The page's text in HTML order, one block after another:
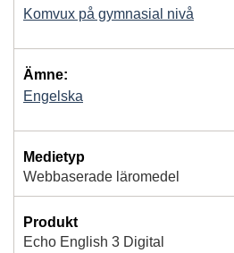
Komvux på gymnasial nivå
Ämne:
Engelska
Medietyp
Webbaserade läromedel
Produkt
Echo English 3 Digital